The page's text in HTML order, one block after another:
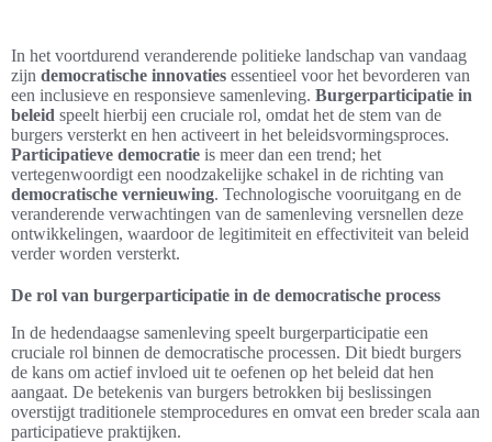
In het voortdurend veranderende politieke landschap van vandaag
zijn democratische innovaties essentieel voor het bevorderen van
een inclusieve en responsieve samenleving. Burgerparticipatie in
beleid speelt hierbij een cruciale rol, omdat het de stem van de
burgers versterkt en hen activeert in het beleidsvormingsproces.
Participatieve democratie is meer dan een trend; het
vertegenwoordigt een noodzakelijke schakel in de richting van
democratische vernieuwing. Technologische vooruitgang en de
veranderende verwachtingen van de samenleving versnellen deze
ontwikkelingen, waardoor de legitimiteit en effectiviteit van beleid
verder worden versterkt.
De rol van burgerparticipatie in de democratische process
In de hedendaagse samenleving speelt burgerparticipatie een
cruciale rol binnen de democratische processen. Dit biedt burgers
de kans om actief invloed uit te oefenen op het beleid dat hen
aangaat. De betekenis van burgers betrokken bij beslissingen
overstijgt traditionele stemprocedures en omvat een breder scala aan
participatieve praktijken.